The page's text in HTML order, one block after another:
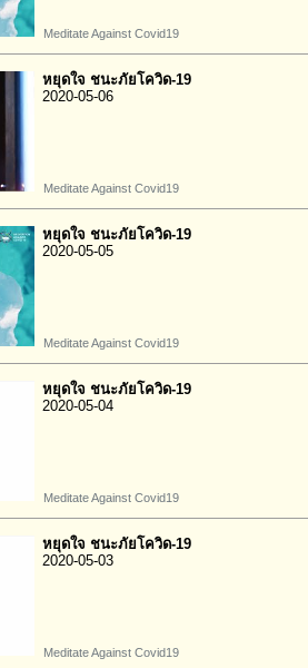
Meditate Against Covid19
หยุดใจ ชนะภัยโควิด-19
2020-05-06
Meditate Against Covid19
หยุดใจ ชนะภัยโควิด-19
2020-05-05
Meditate Against Covid19
หยุดใจ ชนะภัยโควิด-19
2020-05-04
Meditate Against Covid19
หยุดใจ ชนะภัยโควิด-19
2020-05-03
Meditate Against Covid19